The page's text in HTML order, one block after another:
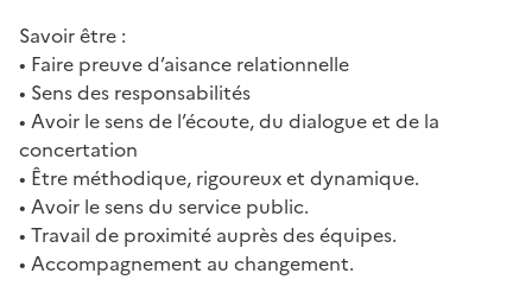
Savoir être :
• Faire preuve d’aisance relationnelle
• Sens des responsabilités
• Avoir le sens de l’écoute, du dialogue et de la
concertation
• Être méthodique, rigoureux et dynamique.
• Avoir le sens du service public.
• Travail de proximité auprès des équipes.
• Accompagnement au changement.